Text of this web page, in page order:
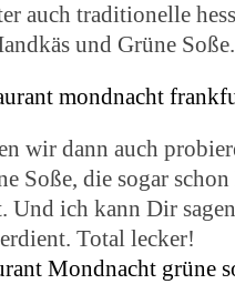
auch traditionelle
und Grüne Soße.
wir dann auch
Soße, die sogar schon
Und ich kann Dir
Total lecker!